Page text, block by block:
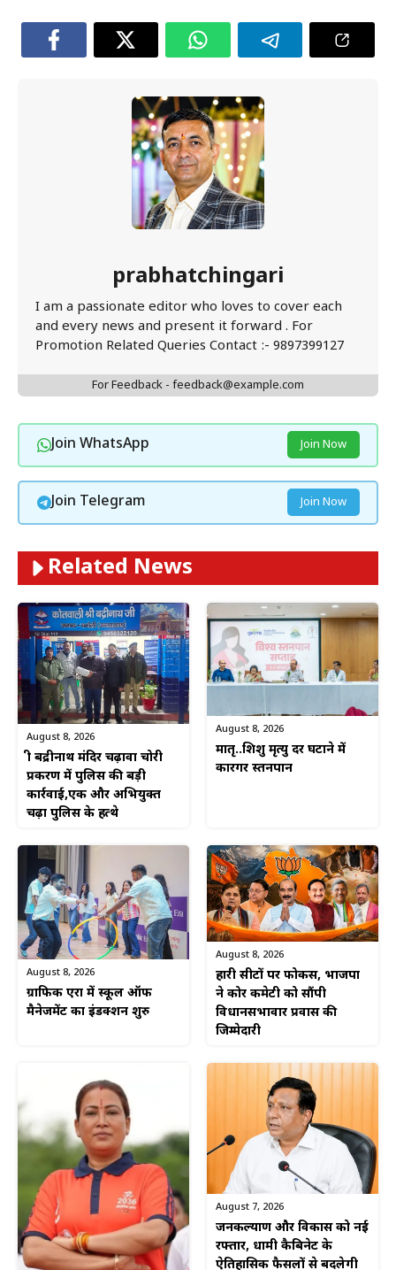
prabhatchingari
I am a passionate editor who loves to cover each
and every news and present it forward . For
Promotion Related Queries Contact :- 9897399127
For Feedback - feedback@example.com
Join WhatsApp Join Now
Join Telegram Join Now
Related News
August 8, 2026
श्री बद्रीनाथ मंदिर चढ़ावा चोरी
प्रकरण में पुलिस की बड़ी
कार्रवाई,एक और अभियुक्त
चढ़ा पुलिस के हत्थे
August 8, 2026
मातृ..शिशु मृत्यु दर घटाने में
कारगर स्तनपान
August 8, 2026
ग्राफिक एरा में स्कूल ऑफ
मैनेजमेंट का इंडक्शन शुरु
August 8, 2026
हारी सीटों पर फोकस, भाजपा
ने कोर कमेटी को सौंपी
विधानसभावार प्रवास की
जिम्मेदारी
August 7, 2026
जनकल्याण और विकास को नई
रफ्तार, धामी कैबिनेट के
ऐतिहासिक फैसलों से बदलेगी